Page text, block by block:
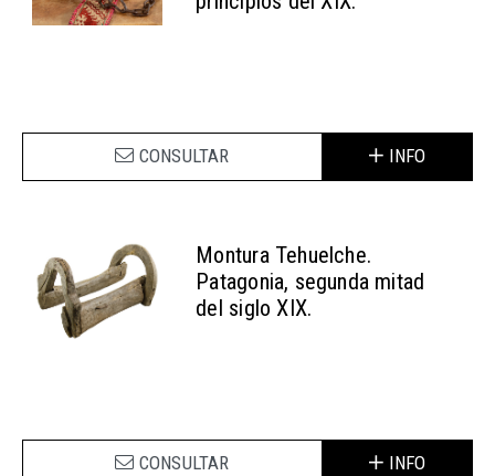
CONSULTAR INFO
Montura Tehuelche.
Patagonia, segunda mitad
del siglo XIX.
CONSULTAR INFO